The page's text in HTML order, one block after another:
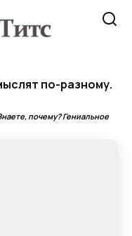
по-разному.
почему? Гениальное